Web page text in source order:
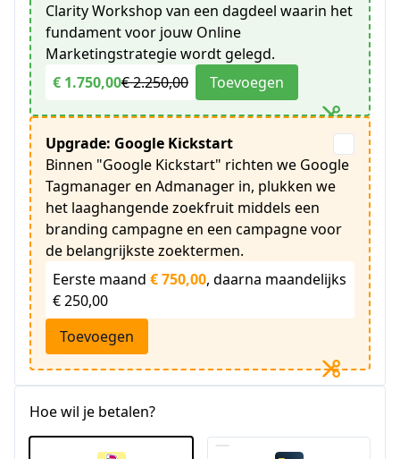
Clarity Workshop van een dagdeel waarin het
fundament voor jouw Online
Marketingstrategie wordt gelegd.
€ 1.750,00€ 2.250,00 Toevoegen
Upgrade: Google Kickstart
Binnen "Google Kickstart" richten we Google
Tagmanager en Admanager in, plukken we
het laaghangende zoekfruit middels een
branding campagne en een campagne voor
de belangrijkste zoektermen.
Eerste maand € 750,00, daarna maandelijks
€ 250,00
Toevoegen
Hoe wil je betalen?